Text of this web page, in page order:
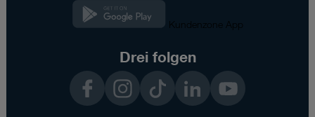
Kundenzone App
Drei folgen
InstagramTikTok LinkedIn YouTube